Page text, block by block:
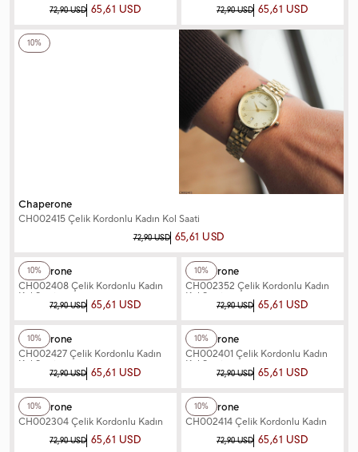
72,90 USD 65,61 USD 72,90 USD 65,61 USD
10%
Chaperone
CH002415 Çelik Kordonlu Kadın Kol Saati
72,90 USD 65,61 USD
10%
Chaperone
CH002408 Çelik Kordonlu Kadın
Kol Saati
72,90 USD 65,61 USD
10%
Chaperone
CH002352 Çelik Kordonlu Kadın
Kol Saati
72,90 USD 65,61 USD
10%
Chaperone
CH002427 Çelik Kordonlu Kadın
Kol Saati
72,90 USD 65,61 USD
10%
Chaperone
CH002401 Çelik Kordonlu Kadın
Kol Saati
72,90 USD 65,61 USD
10%
Chaperone
CH002304 Çelik Kordonlu Kadın
72,90 USD 65,61 USD
10%
Chaperone
CH002414 Çelik Kordonlu Kadın
72,90 USD 65,61 USD